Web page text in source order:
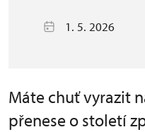
1. 5. 2026
Máte chuť vyrazit
přenese o století